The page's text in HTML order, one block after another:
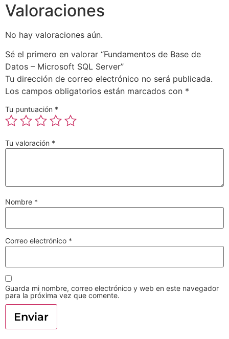
Valoraciones
No hay valoraciones aún.
Sé el primero en valorar “Fundamentos de Base de
Datos – Microsoft SQL Server”
Tu dirección de correo electrónico no será publicada.
Los campos obligatorios están marcados con *
Tu puntuación *
Tu valoración *
Nombre *
Correo electrónico *
Guarda mi nombre, correo electrónico y web en este navegador
para la próxima vez que comente.